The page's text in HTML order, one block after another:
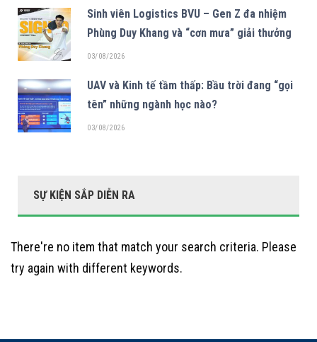
Sinh viên Logistics BVU – Gen Z đa nhiệm
Phùng Duy Khang và “cơn mưa” giải thưởng
03/08/2026
UAV và Kinh tế tầm thấp: Bầu trời đang “gọi
tên” những ngành học nào?
03/08/2026
SỰ KIỆN SẮP DIỄN RA
There're no item that match your search criteria. Please
try again with different keywords.